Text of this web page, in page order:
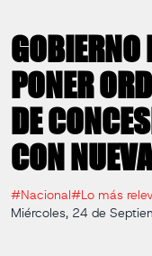
PONER
DE
CON
#Nacional #Lo más
Miércoles, 24 de